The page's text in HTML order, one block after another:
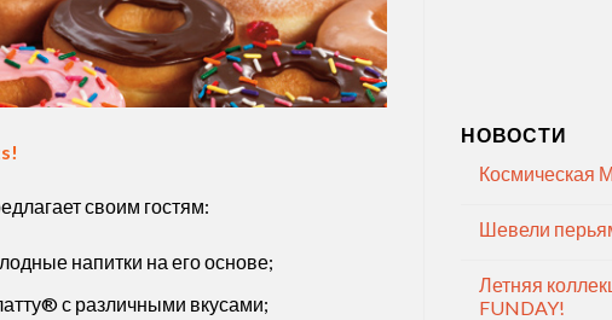
!
своим гостям:
напитки на его основе;
с различными вкусами;
НОВОСТИ
Космическая
Шевели
Летняя
FUNDAY!